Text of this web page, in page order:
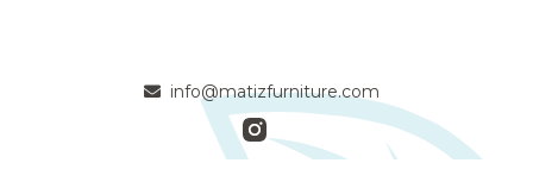
info@matizfurniture.com